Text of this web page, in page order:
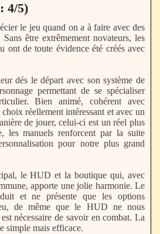
4/5)
le jeu quand on a à faire avec des
Sans être extrêmement novateurs, les
ont de toute évidence été créés avec
dés le départ avec son système de
permettant de se spécialiser
Bien animé, cohérent avec
réellement intéressant et avec un
de jouer, celui-ci est un réel plus
les manuels renforcent par la suite
pour notre plus grand
le HUD et la boutique qui, avec
apporte une jolie harmonie. Le
et ne présente que les options
de même que le HUD ne nous
nécessaire de savoir en combat. La
simple mais efficace.